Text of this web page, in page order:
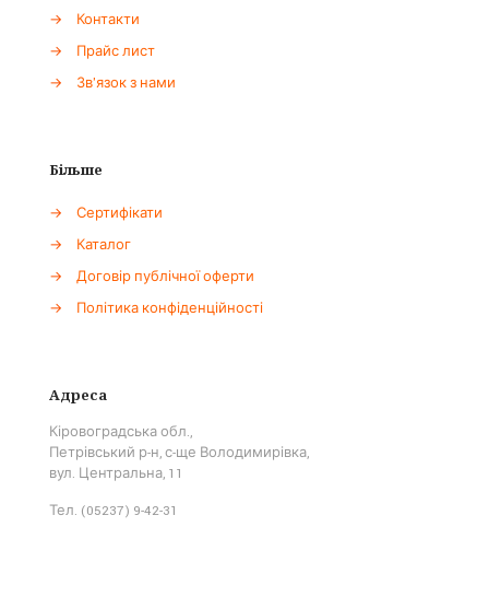
→
Контакти
→
Прайс лист
→
Зв'язок з нами
Більше
→
Сертифікати
→
Каталог
→
Договір публічної оферти
→
Політика конфіденційності
Адреса
Кіровоградська обл.,
Петрівський р-н, с-ще Володимирівка,
вул. Центральна, 11
Тел. (05237) 9-42-31